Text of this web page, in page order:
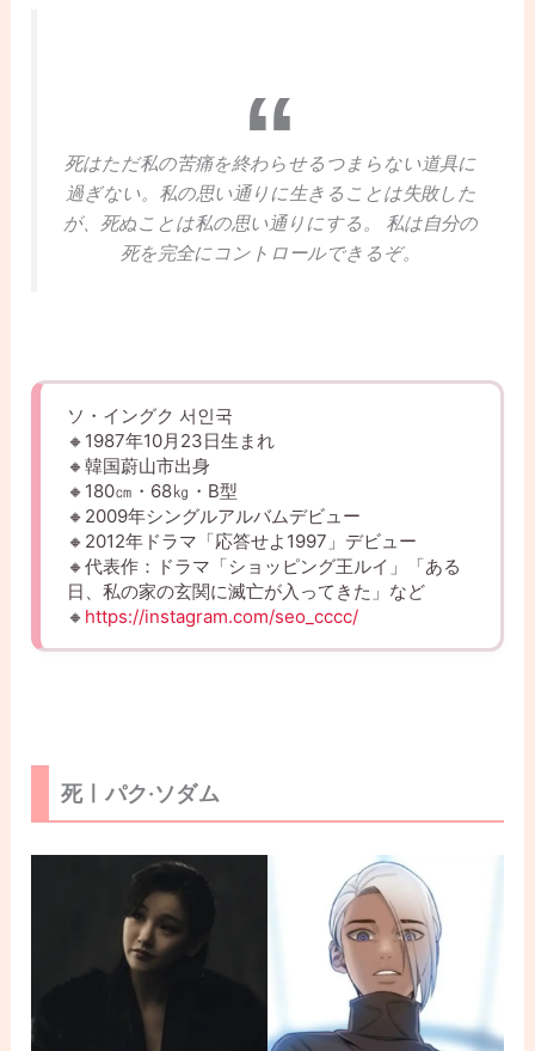
死はただ私の苦痛を終わらせるつまらない道具に
過ぎない。私の思い通りに生きることは失敗した
が、死ぬことは私の思い通りにする。 私は自分の
死を完全にコントロールできるぞ。
ソ・イングク 서인국
🔸1987年10月23日生まれ
🔸韓国蔚山市出身
🔸180㎝・68㎏・B型
🔸2009年シングルアルバムデビュー
🔸2012年ドラマ「応答せよ1997」デビュー
🔸代表作：ドラマ「ショッピング王ルイ」「ある
日、私の家の玄関に滅亡が入ってきた」など
🔸 https://instagram.com/seo_cccc/
死ㅣパク·ソダム